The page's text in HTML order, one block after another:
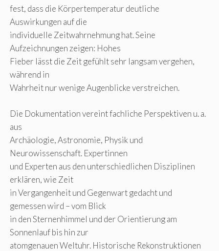
fest, dass die Körpertemperatur deutliche
Auswirkungen auf die
individuelle Zeitwahrnehmung hat. Seine
Aufzeichnungen zeigen: Hohes
Fieber lässt die Zeit gefühlt sehr langsam vergehen,
während in
Wahrheit nur wenige Augenblicke verstreichen.
Die Dokumentation vereint fachliche Perspektiven u. a.
aus
Archäologie, Astronomie, Physik und
Neurowissenschaft. Expertinnen
und Experten aus den unterschiedlichen Disziplinen
erklären, wie Zeit
in Vergangenheit und Gegenwart gedacht und
gemessen wird – vom Blick
in den Sternenhimmel und der Orientierung am
Sonnenlauf bis hin zur
atomgenauen Weltuhr. Historische Rekonstruktionen